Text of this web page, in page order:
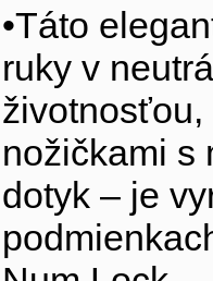
•Táto
ruky v
životnosťou,
nožičkami s
dotyk – je